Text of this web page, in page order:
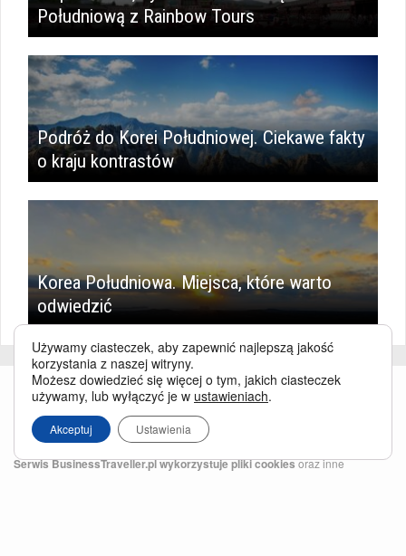
Południową z Rainbow Tours
Podróż do Korei Południowej. Ciekawe fakty
o kraju kontrastów
Korea Południowa. Miejsca, które warto
odwiedzić
Serwis BusinessTraveller.pl wykorzystuje pliki cookiesoraz inne
Używamy ciasteczek, aby zapewnić najlepszą jakość
korzystania z naszej witryny.
Możesz dowiedzieć się więcej o tym, jakich ciasteczek
używamy, lub wyłączyć je w ustawieniach.
Akceptuj Ustawienia